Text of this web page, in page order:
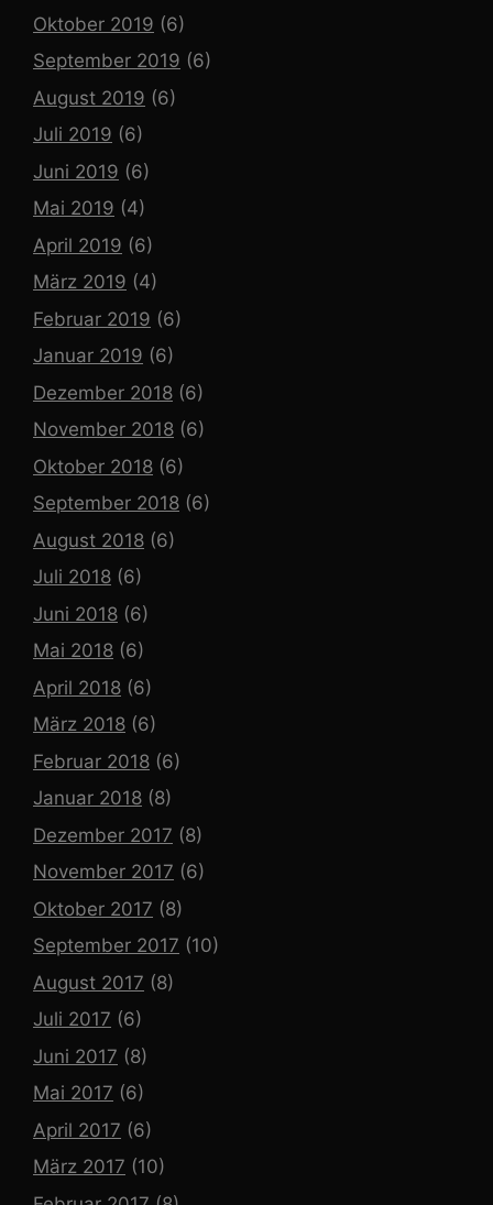
Oktober 2019 (6)
September 2019 (6)
August 2019 (6)
Juli 2019 (6)
Juni 2019 (6)
Mai 2019 (4)
April 2019 (6)
März 2019 (4)
Februar 2019 (6)
Januar 2019 (6)
Dezember 2018 (6)
November 2018 (6)
Oktober 2018 (6)
September 2018 (6)
August 2018 (6)
Juli 2018 (6)
Juni 2018 (6)
Mai 2018 (6)
April 2018 (6)
März 2018 (6)
Februar 2018 (6)
Januar 2018 (8)
Dezember 2017 (8)
November 2017 (6)
Oktober 2017 (8)
September 2017 (10)
August 2017 (8)
Juli 2017 (6)
Juni 2017 (8)
Mai 2017 (6)
April 2017 (6)
März 2017 (10)